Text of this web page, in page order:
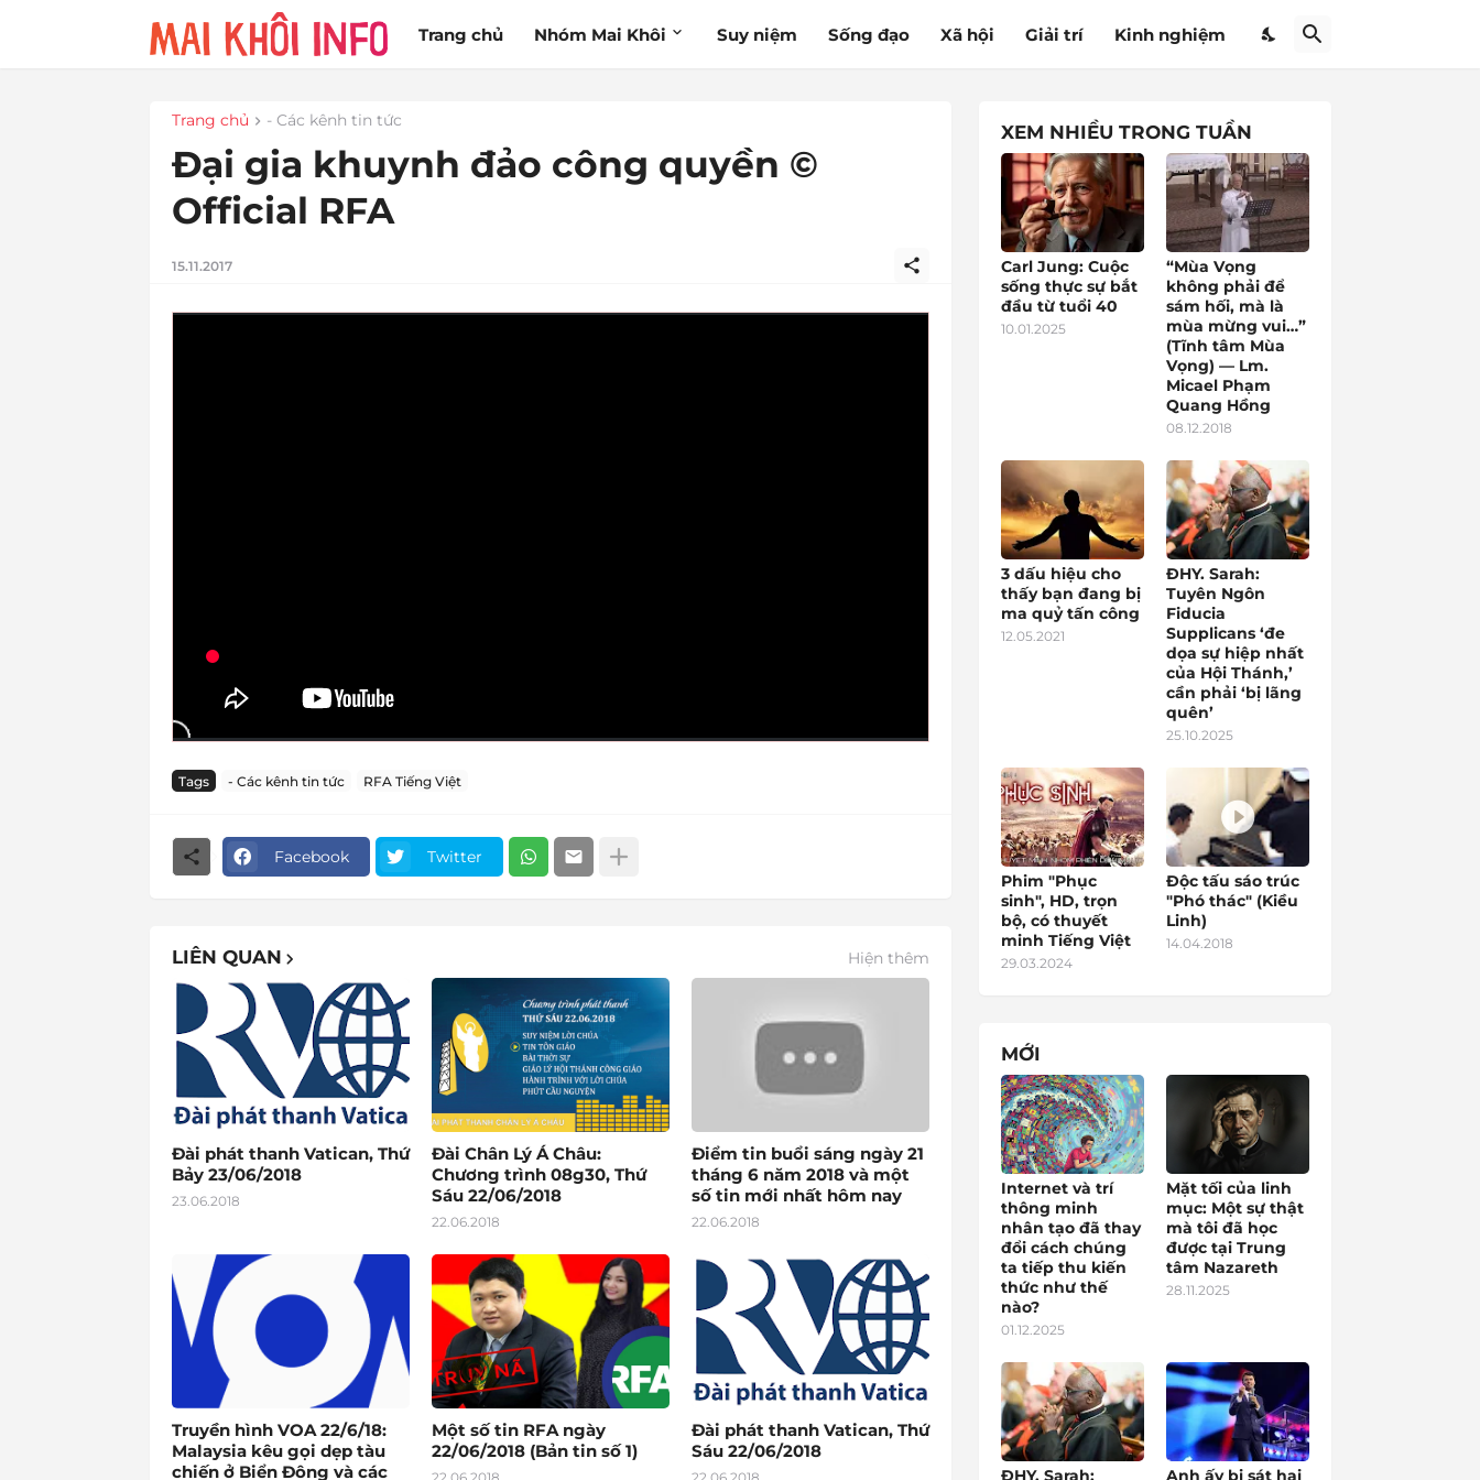
Trang chủ Nhóm Mai Khôi Suy niệm Sống đạo Xã hội Giải trí Kinh nghiệm
Trang chủ - Các kênh tin tức
Đại gia khuynh đảo công quyền ©
Official RFA
15.11.2017
Tags - Các kênh tin tức RFA Tiếng Việt
Facebook Twitter
LIÊN QUAN Hiện thêm
Đài phát thanh Vatican, Thứ
Bảy 23/06/2018
23.06.2018
Đài Chân Lý Á Châu:
Chương trình 08g30, Thứ
Sáu 22/06/2018
22.06.2018
Điểm tin buổi sáng ngày 21
tháng 6 năm 2018 và một
số tin mới nhất hôm nay
22.06.2018
Truyền hình VOA 22/6/18:
Malaysia kêu gọi dẹp tàu
chiến ở Biển Đông và các
Một số tin RFA ngày
22/06/2018 (Bản tin số 1)
Đài phát thanh Vatican, Thứ
Sáu 22/06/2018
XEM NHIỀU TRONG TUẦN
Carl Jung: Cuộc
sống thực sự bắt
đầu từ tuổi 40
10.01.2025
“Mùa Vọng
không phải để
sám hối, mà là
mùa mừng vui…”
(Tĩnh tâm Mùa
Vọng) — Lm.
Micael Phạm
Quang Hồng
08.12.2018
3 dấu hiệu cho
thấy bạn đang bị
ma quỷ tấn công
12.05.2021
ĐHY. Sarah:
Tuyên Ngôn
Fiducia
Supplicans ‘đe
dọa sự hiệp nhất
của Hội Thánh,’
cần phải ‘bị lãng
quên’
25.10.2025
Phim "Phục
sinh", HD, trọn
bộ, có thuyết
minh Tiếng Việt
29.03.2024
Độc tấu sáo trúc
"Phó thác" (Kiều
Linh)
14.04.2018
MỚI
Internet và trí
thông minh
nhân tạo đã thay
đổi cách chúng
ta tiếp thu kiến
thức như thế
nào?
01.12.2025
Mặt tối của linh
mục: Một sự thật
mà tôi đã học
được tại Trung
tâm Nazareth
28.11.2025
ĐHY. Sarah:
Anh ấy bị sát hại